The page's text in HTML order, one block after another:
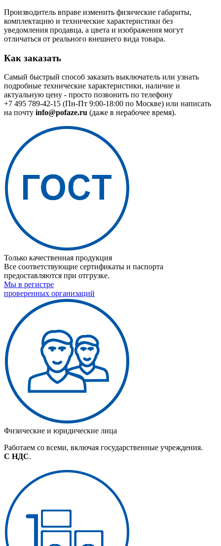
Производитель вправе изменить физические габариты,
комплектацию и технические характеристики без
уведомления продавца, а цвета и изображения могут
отличаться от реального внешнего вида товара.
Как заказать
Самый быстрый способ заказать выключатель или узнать
подробные технические характеристики, наличие и
актуальную цену - просто позвонить по телефону
+7 495 789-42-15 (Пн-Пт 9:00-18:00 по Москве) или написать
на почту info@pofaze.ru (даже в нерабочее время).
Только качественная продукция
Все соответствующие сертификаты и паспорта
предоставляются при отгрузке.
Мы в регистре
проверенных организаций
Физические и юридические лица
Работаем со всеми, включая государственные учреждения.
С НДС.